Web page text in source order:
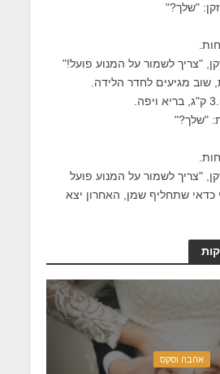
"שלך?"
"צריך לשמור על המנוע פועל!"
שוב מגיעים לחדר הלידה.
"שלך?"
"צריך לשמור על המנוע פועל
כדאי שתחליף שמן, האחרון יצא
אהבה וסקס